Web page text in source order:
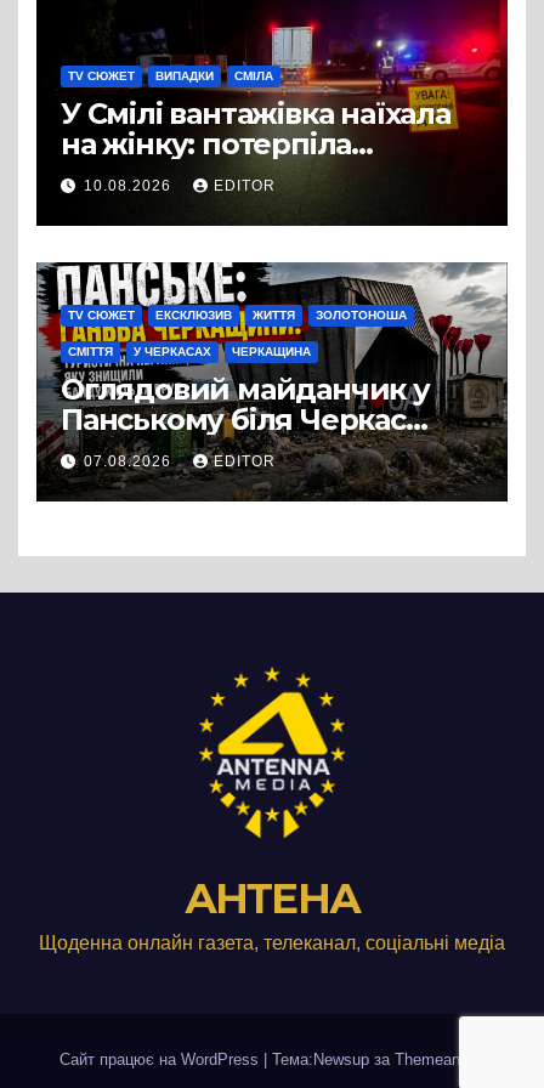
TV СЮЖЕТ ВИПАДКИ СМІЛА
У Смілі вантажівка наїхала
на жінку: потерпіла
померла в лікарні
10.08.2026 EDITOR
TV СЮЖЕТ ЕКСКЛЮЗИВ ЖИТТЯ ЗОЛОТОНОША
СМІТТЯ У ЧЕРКАСАХ ЧЕРКАЩИНА
Оглядовий майданчик у
Панському біля Черкас
перетворився на занедбане
сміттєзвалище
07.08.2026 EDITOR
АНТЕНА
Щоденна онлайн газета, телеканал, соціальні медіа
Сайт працює на WordPress Тема:Newsup за Themeansar